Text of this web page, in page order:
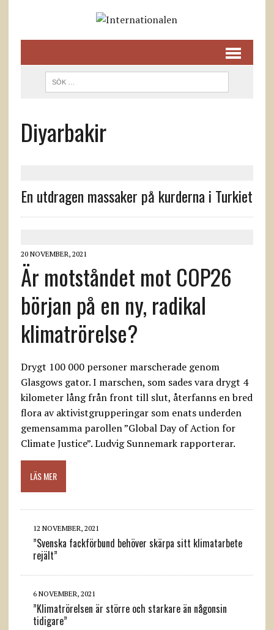
Diyarbakir
En utdragen massaker på kurderna i Turkiet
20 NOVEMBER, 2021
Är motståndet mot COP26
början på en ny, radikal
klimatrörelse?
Drygt 100 000 personer marscherade genom
Glasgows gator. I marschen, som sades vara drygt 4
kilometer lång från front till slut, återfanns en bred
flora av aktivistgrupperingar som enats underden
gemensamma parollen ”Global Day of Action for
Climate Justice”. Ludvig Sunnemark rapporterar.
LÄS MER
12 NOVEMBER, 2021
”Svenska fackförbund behöver skärpa sitt klimatarbete
rejält”
6 NOVEMBER, 2021
”Klimatrörelsen är större och starkare än någonsin
tidigare”